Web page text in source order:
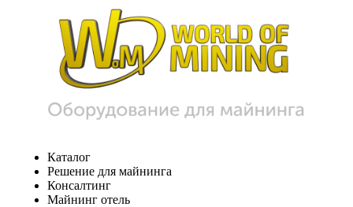
Каталог
Решение для майнинга
Консалтинг
Майнинг отель